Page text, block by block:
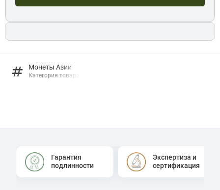
Монеты Азии
Категория товара
Гарантия
подлинности
Экспертиза и
сертификация